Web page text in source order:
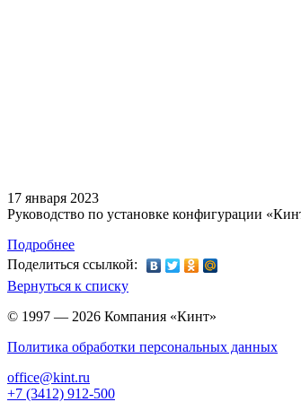
17 января 2023
Руководство по установке конфигурации
Подробнее
Поделиться ссылкой:
Вернуться к списку
© 1997 — 2026 Компания «Кинт»
Политика обработки персональных данных
office@kint.ru
+7 (3412) 912-500